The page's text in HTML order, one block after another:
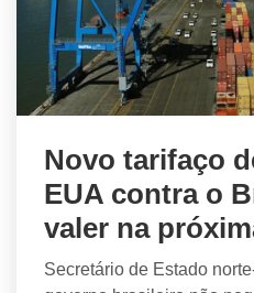
Novo tarifaço
EUA contra o
valer na
Secretário de Estado